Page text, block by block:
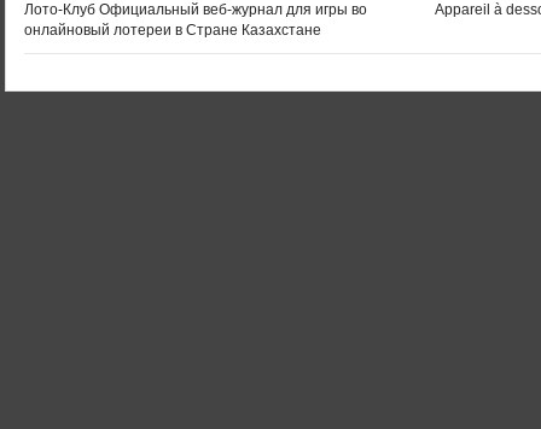
Лото-Клуб Официальный веб-журнал для игры во
онлайновый лотереи в Стране Казахстане
Appareil à